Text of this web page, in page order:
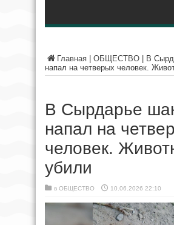
Главная ОБЩЕСТВО
В
напал на четверых человек.
В Сырдарье
напал на
человек.
убили
в ОБЩЕСТВО 10.06.2026 22:10